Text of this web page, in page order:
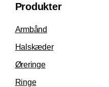
Produkter
Armbånd
Halskæder
Øreringe
Ringe